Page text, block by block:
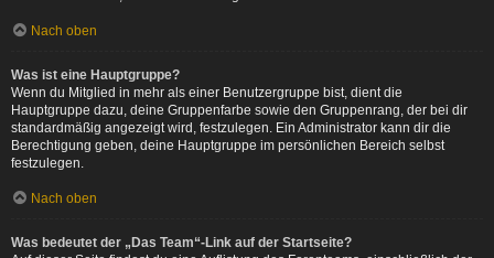
Nach oben
Was ist eine Hauptgruppe?
Wenn du Mitglied in mehr als einer Benutzergruppe bist, dient die
Hauptgruppe dazu, deine Gruppenfarbe sowie den Gruppenrang, der bei dir
standardmäßig angezeigt wird, festzulegen. Ein Administrator kann dir die
Berechtigung geben, deine Hauptgruppe im persönlichen Bereich selbst
festzulegen.
Nach oben
Was bedeutet der „Das Team“-Link auf der Startseite?